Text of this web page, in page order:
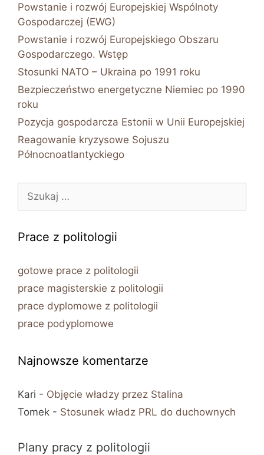
Powstanie i rozwój Europejskiej Wspólnoty
Gospodarczej (EWG)
Powstanie i rozwój Europejskiego Obszaru
Gospodarczego. Wstęp
Stosunki NATO – Ukraina po 1991 roku
Bezpieczeństwo energetyczne Niemiec po 1990
roku
Pozycja gospodarcza Estonii w Unii Europejskiej
Reagowanie kryzysowe Sojuszu
Północnoatlantyckiego
Prace z politologii
gotowe prace z politologii
prace magisterskie z politologii
prace dyplomowe z politologii
prace podyplomowe
Najnowsze komentarze
Kari - Objęcie władzy przez Stalina
Tomek - Stosunek władz PRL do duchownych
Plany pracy z politologii